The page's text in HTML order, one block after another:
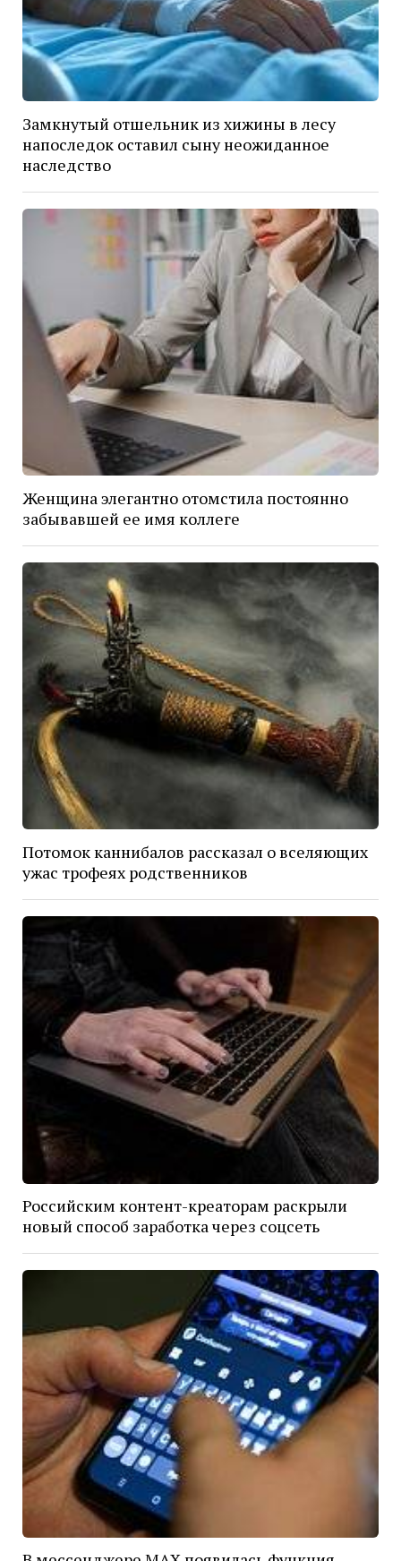
Замкнутый отшельник из хижины в лесу
напоследок оставил сыну неожиданное
наследство
Женщина элегантно отомстила постоянно
забывавшей ее имя коллеге
Потомок каннибалов рассказал о вселяющих
ужас трофеях родственников
Российским контент-креаторам раскрыли
новый способ заработка через соцсеть